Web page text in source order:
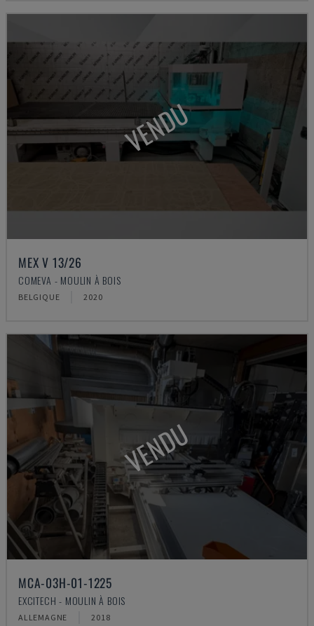
VENDU
MEX V 13/26
COMEVA - MOULIN À BOIS
BELGIQUE 2020
VENDU
MCA-03H-01-1225
EXCITECH - MOULIN À BOIS
ALLEMAGNE 2018